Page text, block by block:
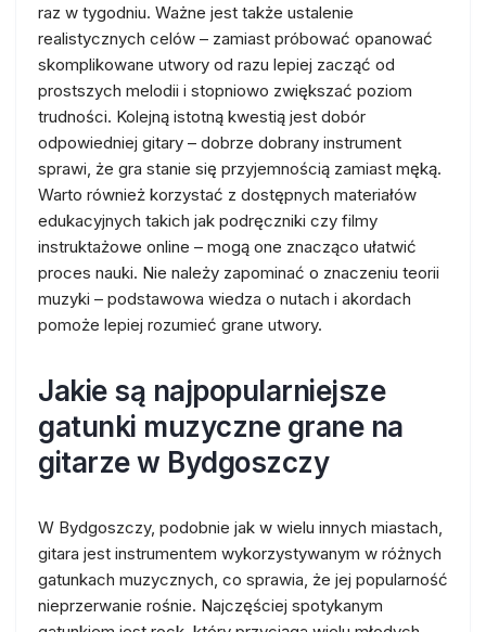
raz w tygodniu. Ważne jest także ustalenie
realistycznych celów – zamiast próbować opanować
skomplikowane utwory od razu lepiej zacząć od
prostszych melodii i stopniowo zwiększać poziom
trudności. Kolejną istotną kwestią jest dobór
odpowiedniej gitary – dobrze dobrany instrument
sprawi, że gra stanie się przyjemnością zamiast męką.
Warto również korzystać z dostępnych materiałów
edukacyjnych takich jak podręczniki czy filmy
instruktażowe online – mogą one znacząco ułatwić
proces nauki. Nie należy zapominać o znaczeniu teorii
muzyki – podstawowa wiedza o nutach i akordach
pomoże lepiej rozumieć grane utwory.
Jakie są najpopularniejsze
gatunki muzyczne grane na
gitarze w Bydgoszczy
W Bydgoszczy, podobnie jak w wielu innych miastach,
gitara jest instrumentem wykorzystywanym w różnych
gatunkach muzycznych, co sprawia, że jej popularność
nieprzerwanie rośnie. Najczęściej spotykanym